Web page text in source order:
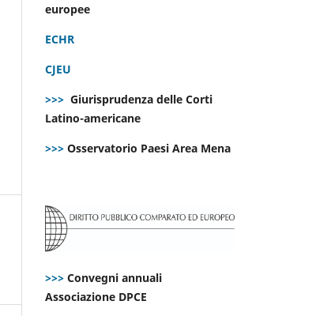
europee
ECHR
CJEU
>>> Giurisprudenza delle Corti
Latino-americane
>>> Osservatorio Paesi Area Mena
>>> Convegni annuali
Associazione DPCE